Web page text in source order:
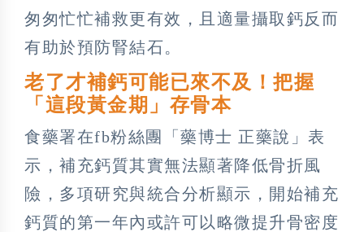
匆匆忙忙補救更有效，且適量攝取鈣反而
有助於預防腎結石。
老了才補鈣可能已來不及！把握
「這段黃金期」存骨本
食藥署在fb粉絲團「藥博士 正藥說」表
示，補充鈣質其實無法顯著降低骨折風
險，多項研究與統合分析顯示，開始補充
鈣質的第一年內或許可以略微提升骨密度